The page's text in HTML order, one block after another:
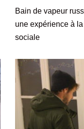
Bain de vapeur
une expérience à
sociale